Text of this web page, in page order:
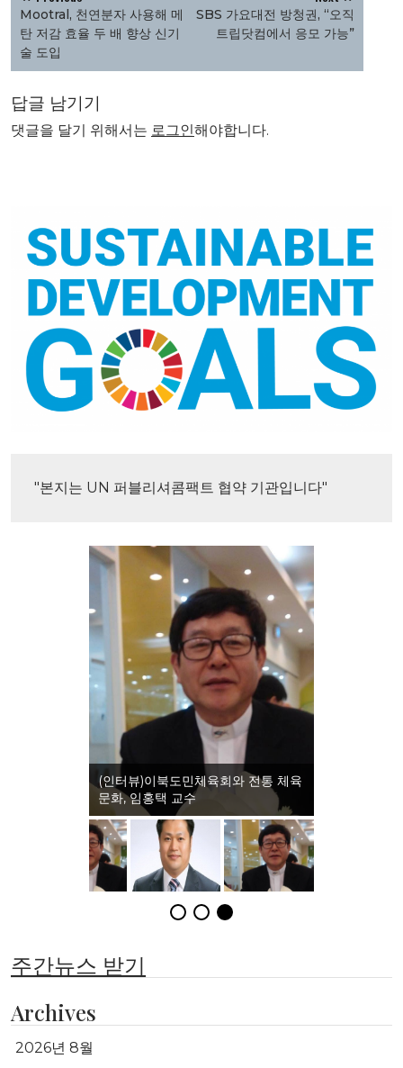
탐
색
Mootral, 천연분자 사용해 메
탄 저감 효율 두 배 향상 신기
술 도입
SBS 가요대전 방청권, “오직
트립닷컴에서 응모 가능”
답글 남기기
댓글을 달기 위해서는 로그인해야합니다.
"본지는 UN 퍼블리셔콤팩트 협약 기관입니다"
(인터뷰)이북도민체육회와 전통 체육
문화, 임홍택 교수
주간뉴스 받기
Archives
2026년 8월